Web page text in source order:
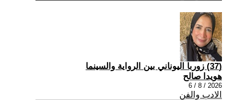
(37) زوربا اليوناني بين الرواية والسينما
هويدا صالح
2026 / 8 / 6
الادب والفن